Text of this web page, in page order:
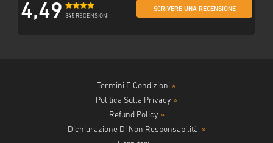
4,49 345 RECENSIONI
SCRIVERE UNA RECENSIONE
Termini E Condizioni »
Politica Sulla Privacy »
Refund Policy »
Dichiarazione Di Non Responsabilità' »